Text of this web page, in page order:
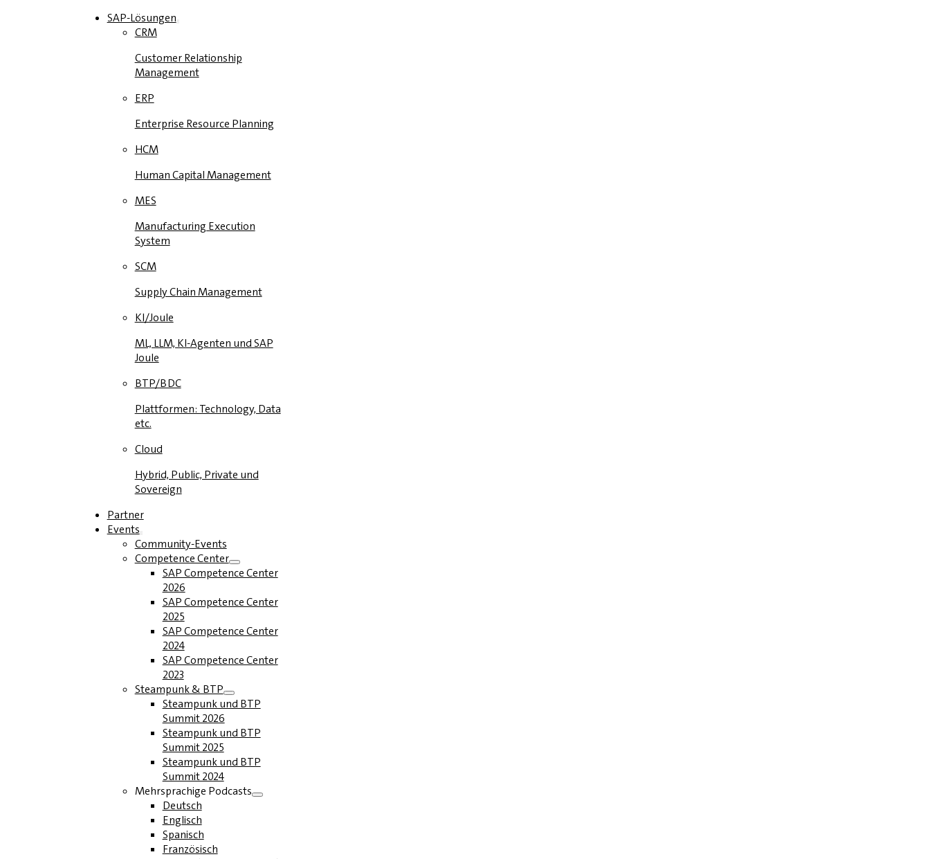
SAP-Lösungen
CRM
Customer Relationship
Management
ERP
Enterprise Resource Planning
HCM
Human Capital Management
MES
Manufacturing Execution
System
SCM
Supply Chain Management
KI/Joule
ML, LLM, KI-Agenten und SAP
Joule
BTP/BDC
Plattformen: Technology, Data
etc.
Cloud
Hybrid, Public, Private und
Sovereign
Partner
Events
Community-Events
Competence Center
SAP Competence Center
2026
SAP Competence Center
2025
SAP Competence Center
2024
SAP Competence Center
2023
Steampunk & BTP
Steampunk und BTP
Summit 2026
Steampunk und BTP
Summit 2025
Steampunk und BTP
Summit 2024
Mehrsprachige Podcasts
Deutsch
Englisch
Spanisch
Französisch